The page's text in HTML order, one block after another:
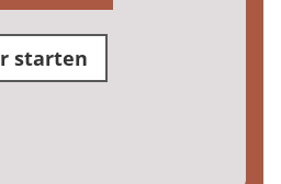
starten